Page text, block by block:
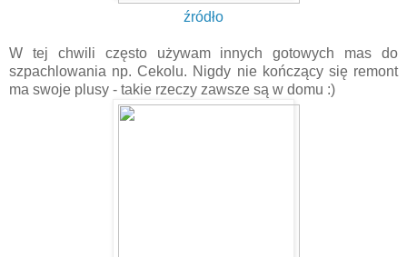
źródło
W tej chwili często używam innych gotowych mas do
szpachlowania np. Cekolu. Nigdy nie kończący się remont
ma swoje plusy - takie rzeczy zawsze są w domu :)